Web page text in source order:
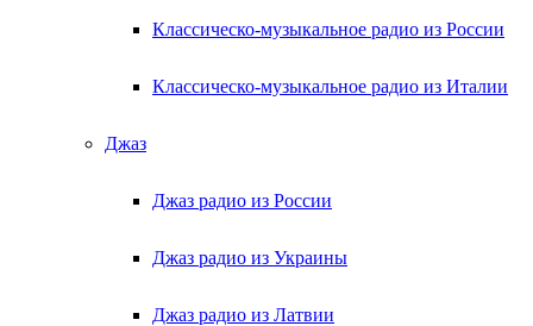
Классическо-музыкальное радио из России
Классическо-музыкальное радио из Италии
Джаз
Джаз радио из России
Джаз радио из Украины
Джаз радио из Латвии